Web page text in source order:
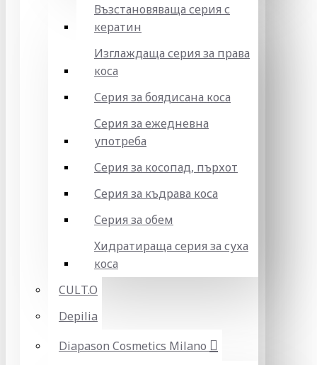
Възстановяваща серия с
кератин
Изглаждаща серия за права
коса
Серия за боядисана коса
Серия за ежедневна
употреба
Серия за косопад, пърхот
Серия за къдрава коса
Серия за обем
Хидратираща серия за суха
коса
CULT.O
Depilia
Diapason Cosmetics Milano